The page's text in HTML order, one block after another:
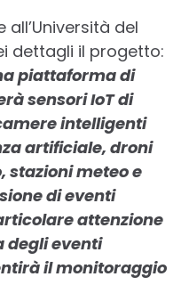
all’Università del
dettagli il progetto:
piattaforma di
sensori IoT di
intelligenti
artificiale, droni
stazioni meteo e
di eventi
attenzione
degli eventi
il monitoraggio